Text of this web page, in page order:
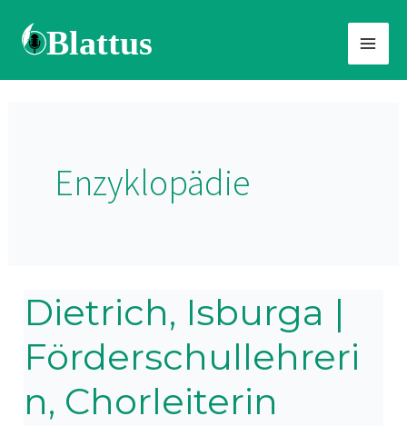
Inhalt
Enzyklopädie
Dietrich, Isburga |
Förderschullehreri
n, Chorleiterin
Dietrich,
Isburga
Förderschullehrerin,
Chorleiterin